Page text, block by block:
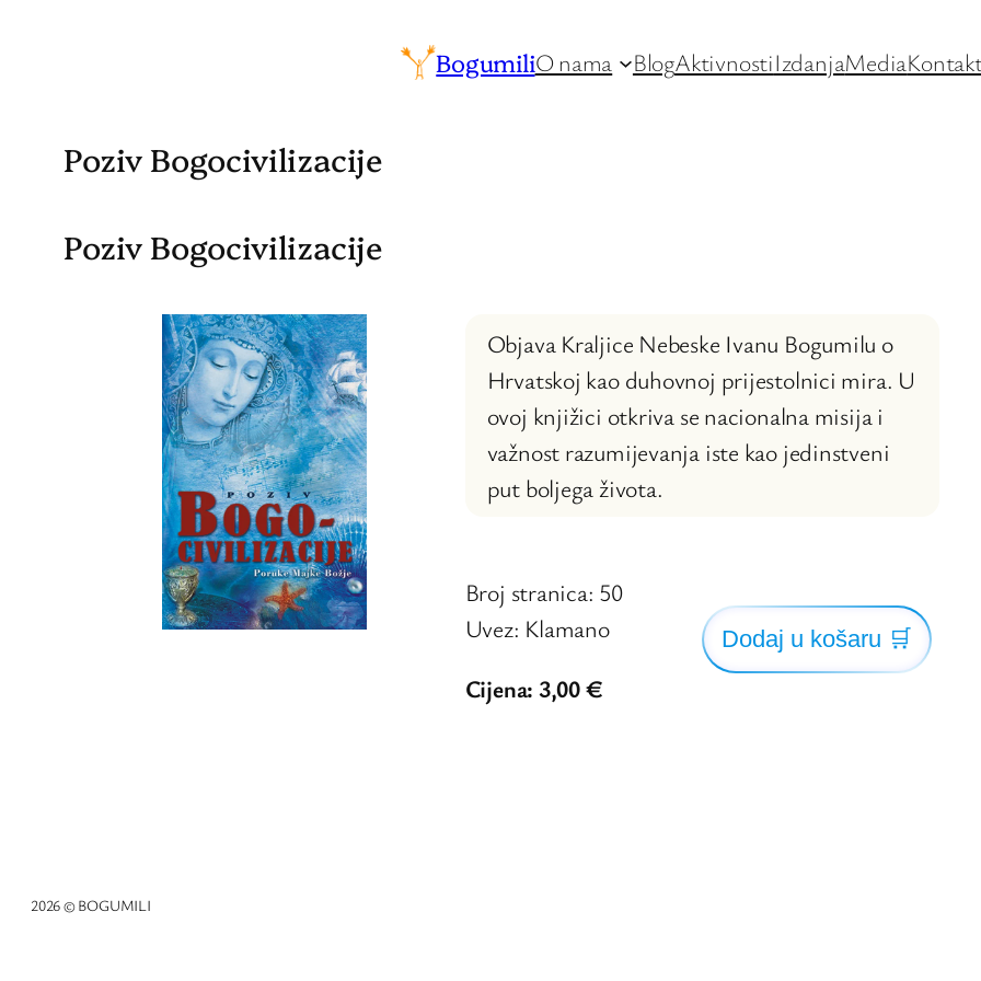
BogumiliO nama BlogAktivnostiIzdanjaMedia
Poziv Bogocivilizacije
Poziv Bogocivilizacije
Objava Kraljice Nebeske Ivanu Bogumilu o
Hrvatskoj kao duhovnoj prijestolnici mira. U
ovoj knjižici otkriva se nacionalna misija i
važnost razumijevanja iste kao jedinstveni
put boljega života.
Broj stranica: 50
Uvez: Klamano
Cijena: 3,00 €
Dodaj u košaru 🛒
2026 © BOGUMILI